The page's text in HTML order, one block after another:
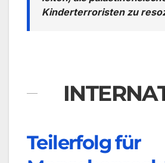
Kinderterroristen zu
Teilerfolg für